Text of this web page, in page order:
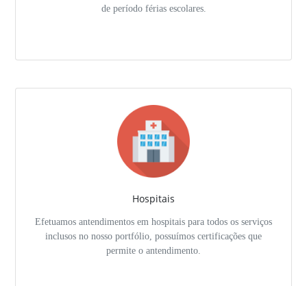
de período férias escolares.
Hospitais
Efetuamos antendimentos em hospitais para todos os serviços
inclusos no nosso portfólio, possuímos certificações que
permite o antendimento.